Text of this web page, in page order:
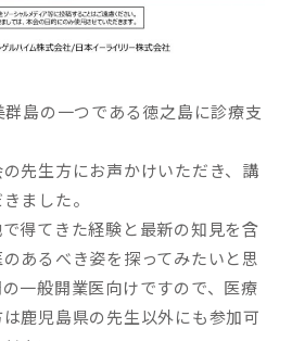
島の一つである徳之島に診療支
先生方にお声かけいただき、講
ました。
得てきた経験と最新の知見を含
あるべき姿を探ってみたいと思
一般開業医向けですので、医療
鹿児島県の先生以外にも参加可